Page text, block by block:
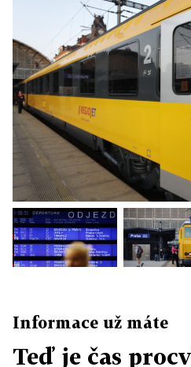
Informace už máte
Teď je čas